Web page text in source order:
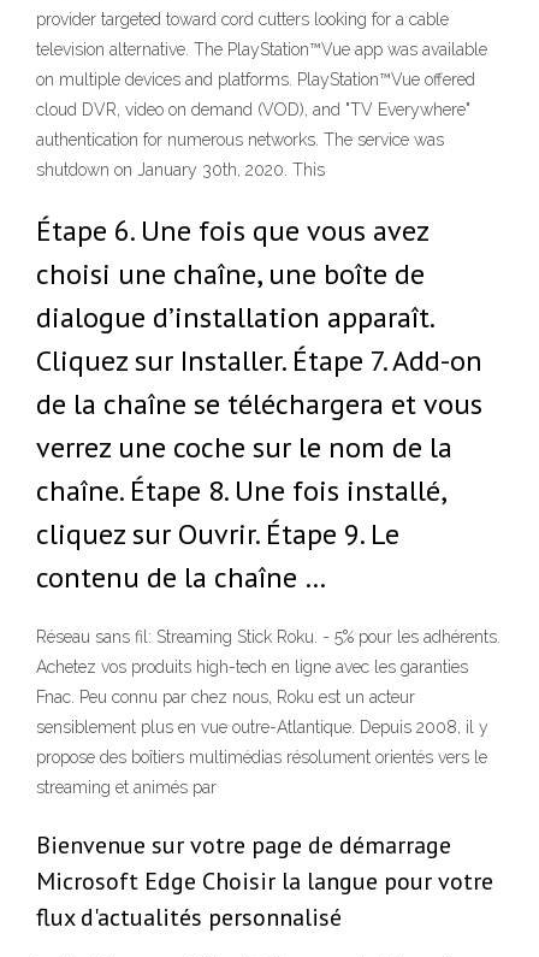
provider targeted toward cord cutters looking for a cable
television alternative. The PlayStation™Vue app was available
on multiple devices and platforms. PlayStation™Vue offered
cloud DVR, video on demand (VOD), and "TV Everywhere"
authentication for numerous networks. The service was
shutdown on January 30th, 2020. This
Étape 6. Une fois que vous avez
choisi une chaîne, une boîte de
dialogue d’installation apparaît.
Cliquez sur Installer. Étape 7. Add-on
de la chaîne se téléchargera et vous
verrez une coche sur le nom de la
chaîne. Étape 8. Une fois installé,
cliquez sur Ouvrir. Étape 9. Le
contenu de la chaîne …
Réseau sans fil: Streaming Stick Roku. - 5% pour les adhérents.
Achetez vos produits high-tech en ligne avec les garanties
Fnac. Peu connu par chez nous, Roku est un acteur
sensiblement plus en vue outre-Atlantique. Depuis 2008, il y
propose des boîtiers multimédias résolument orientés vers le
streaming et animés par
Bienvenue sur votre page de démarrage
Microsoft Edge Choisir la langue pour votre
flux d'actualités personnalisé